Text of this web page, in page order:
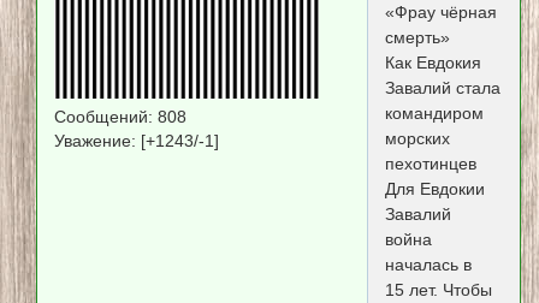
Сообщений: 808
Уважение: [+1243/-1]
«Фрау чёрная
смерть»
Как Евдокия
Завалий стала
командиром
морских
пехотинцев
Для Евдокии
Завалий
война
началась в
15 лет. Чтобы